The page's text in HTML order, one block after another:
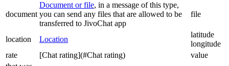
document
Document or file, in a message of this type,
you can send any files that are allowed to be
transferred to JivoChat app
file
location Location
latitude
longitude
rate
[Chat rating](#Chat rating)
value